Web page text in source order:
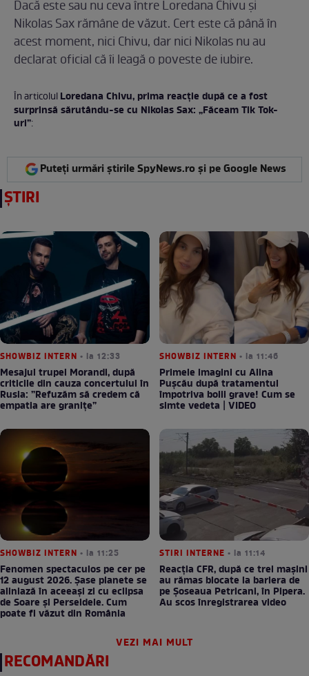
Dacă este sau nu ceva între Loredana Chivu şi
Nikolas Sax rămâne de văzut. Cert este că până în
acest moment, nici Chivu, dar nici Nikolas nu au
declarat oficial că îi leagă o poveste de iubire.
În articolulLoredana Chivu, prima reacţie după ce a fost
surprinsă sărutându-se cu Nikolas Sax: „Făceam Tik Tok-
uri”:
Puteți urmări știrile SpyNews.ro și pe Google News
ȘTIRI
SHOWBIZ INTERN • la 12:33
Mesajul trupei Morandi, după
criticile din cauza concertului în
Rusia: ”Refuzăm să credem că
empatia are granițe”
SHOWBIZ INTERN • la 11:46
Primele imagini cu Alina
Pușcău după tratamentul
împotriva bolii grave! Cum se
simte vedeta | VIDEO
SHOWBIZ INTERN • la 11:25
Fenomen spectaculos pe cer pe
12 august 2026. Șase planete se
aliniază în aceeași zi cu eclipsa
de Soare și Perseidele. Cum
poate fi văzut din România
STIRI INTERNE • la 11:14
Reacția CFR, după ce trei mașini
au rămas blocate la bariera de
pe Șoseaua Petricani, în Pipera.
Au scos înregistrarea video
VEZI MAI MULT
RECOMANDĂRI